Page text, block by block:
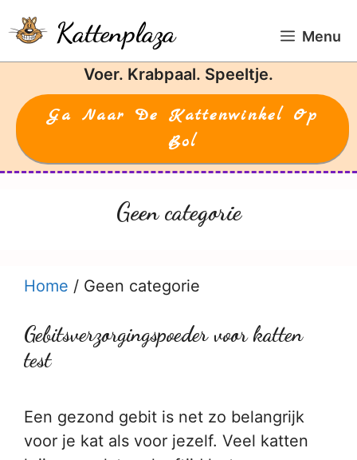
naar
de
Kattenplaza Menu
Voer. Krabpaal. Speeltje.
Ga Naar De Kattenwinkel Op
Bol
Geen categorie
Home / Geen categorie
Gebitsverzorgingspoeder voor katten
test
Een gezond gebit is net zo belangrijk
voor je kat als voor jezelf. Veel katten